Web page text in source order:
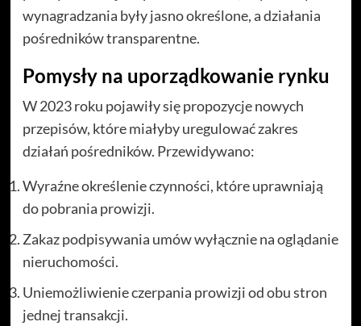
wynagradzania były jasno określone, a działania
pośredników transparentne.
Pomysły na uporządkowanie rynku
W 2023 roku pojawiły się propozycje nowych
przepisów, które miałyby uregulować zakres
działań pośredników. Przewidywano:
Wyraźne określenie czynności, które uprawniają
do pobrania prowizji.
Zakaz podpisywania umów wyłącznie na oglądanie
nieruchomości.
Uniemożliwienie czerpania prowizji od obu stron
jednej transakcji.